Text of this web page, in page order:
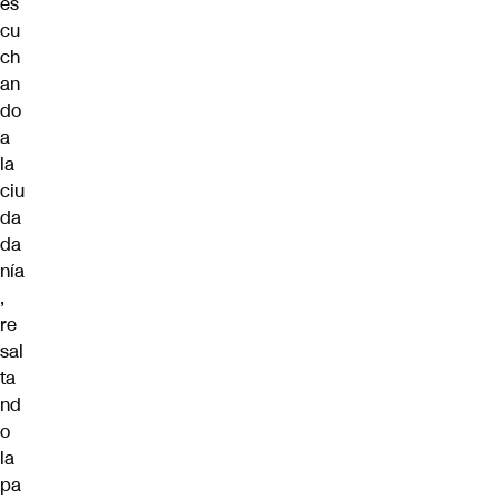
cu
ch
an
do
a
la
ciu
da
da
nía
,
re
sal
ta
nd
o
la
pa